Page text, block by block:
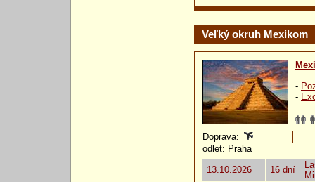
Veľký okruh Mexikom
-
-
Doprava:
odlet: Praha
13.10.2026
16 dní